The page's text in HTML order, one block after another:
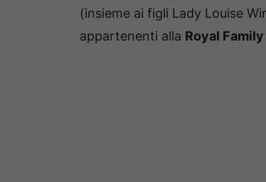
(insieme ai figli Lady Louise
appartenenti alla Royal Family